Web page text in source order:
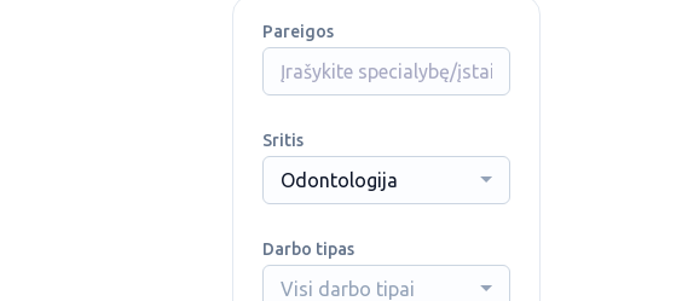
Pareigos
Sritis
Odontologija
Darbo tipas
Visi darbo tipai